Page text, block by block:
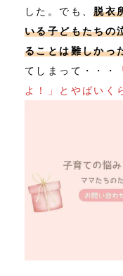
した。でも、脱衣
いる子どもたちの
ることは難しかっ
てしまって・・・
よ！」とやばいく